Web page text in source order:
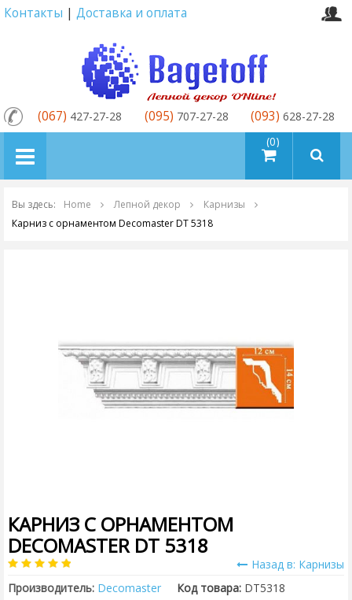
Контакты | Доставка и оплата
товаров (0)
(067) 427-27-28 (095) 707-27-28 (093) 628-27-28
Вы здесь: Home Лепной декор
Карнизы
Карниз с орнаментом Decomaster DT 5318
КАРНИЗ С ОРНАМЕНТОМ
DECOMASTER DT 5318
Назад в: Карнизы
Производитель: Decomaster Код товара: DT5318